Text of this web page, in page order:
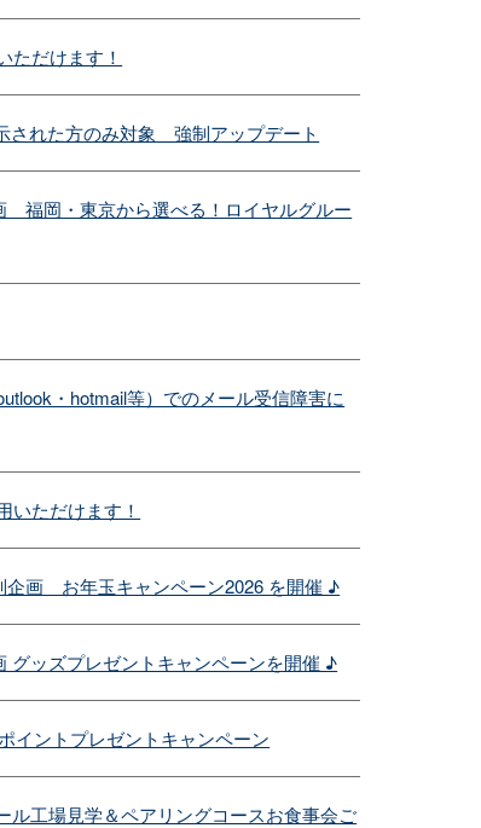
ただけます！
された方のみ対象 強制アップデート
福岡・東京から選べる！ロイヤルグルー
・hotmail等）でのメール受信障害に
いただけます！
企画 お年玉キャンペーン2026 を開催 ♪
グッズプレゼントキャンペーンを開催 ♪
イントプレゼントキャンペーン
ル工場見学＆ペアリングコースお食事会ご